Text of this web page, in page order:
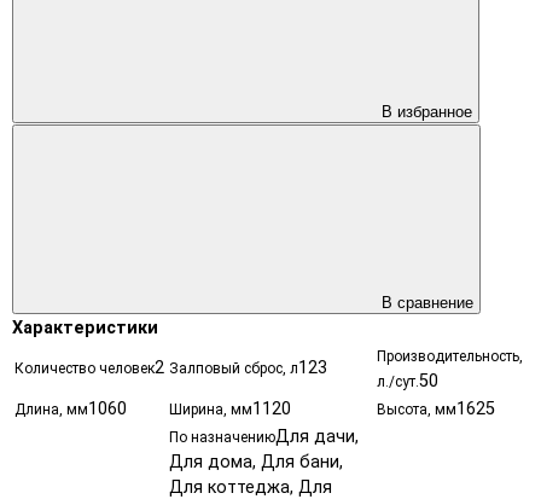
В избранное
В сравнение
Характеристики
Количество человек2 Залповый сброс, л123
Производительность,
л./сут.50
Длина, мм1060 Ширина, мм1120 Высота, мм1625
По назначениюДля дачи,
Для дома, Для бани,
Для коттеджа, Для